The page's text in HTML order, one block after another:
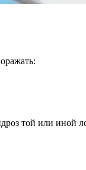
той или иной